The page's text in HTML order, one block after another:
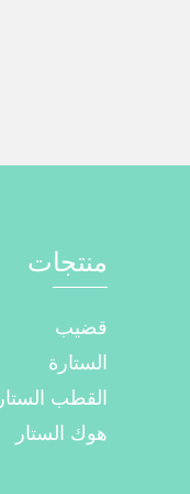
منتجات
قضيب
الستارة
القطب الستار
هوك الستار